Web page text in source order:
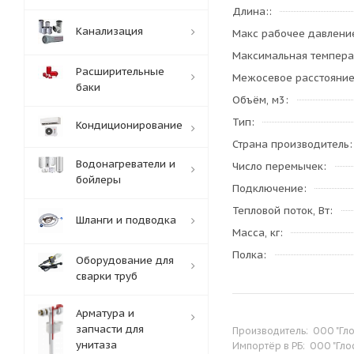
Длина:
Макс рабочее
Максимальная
Межосевое расстояние
Объём, м3
Тип
Страна производитель
Число перемычек
Подключение
Тепловой поток, Вт
Масса, кг
Полка
Производитель: ООО
Импортёр в РБ: ООО
Канализация
Расширительные
баки
Кондиционирование
Водонагреватели и
бойлеры
Шланги и подводка
Оборудование для
сварки труб
Арматура и
запчасти для
унитаза